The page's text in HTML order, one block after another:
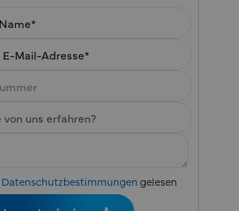
Datenschutzbestimmungengelesen